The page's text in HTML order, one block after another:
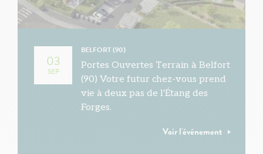
03
SEP
BELFORT (90)
Portes Ouvertes Terrain à Belfort
(90) Votre futur chez-vous prend
vie à deux pas de l'Étang des
Forges.
Voir l'événement